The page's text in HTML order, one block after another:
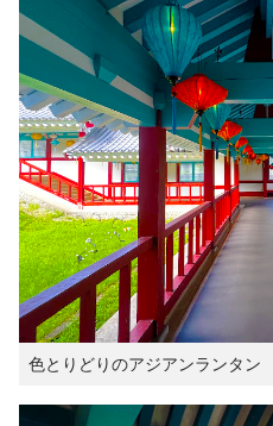
色とりどりのアジアンランタン